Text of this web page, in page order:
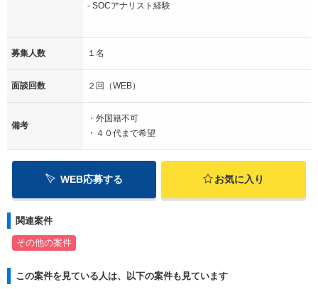
- SOCアナリスト経験
募集人数 １名
面談回数 ２回（WEB）
備考
・外国籍不可
・４０代まで希望
WEB応募する お気に入り
関連案件
その他の案件
この案件を見ている人は、以下の案件も見ています